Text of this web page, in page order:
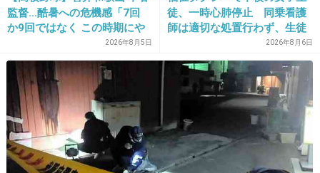
+51 -69
26. 匿名2014/06/16(月) 17:10:39
言い方が嫌味だよね。
ズバッと言ってるようで、名指ししないで遠回
しに言ってる感じがね。
+83 -57
監督…酷暑への危機感「7回
か9回ではなく この時期にや
るか やらないか 命の危険が
あるのではと」
2026年8月5日
徒、一時心肺停止 同乗看護
師は適切な処置行わず、生徒
2026年8月6日